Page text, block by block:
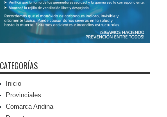
CATEGORÍAS
Inicio
Provinciales
Comarca Andina